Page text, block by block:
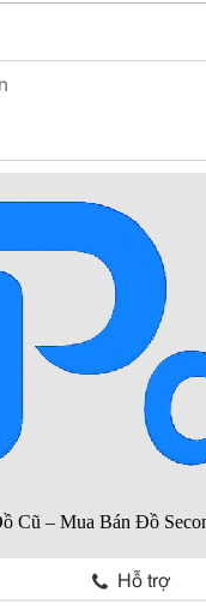
Hỗ trợ